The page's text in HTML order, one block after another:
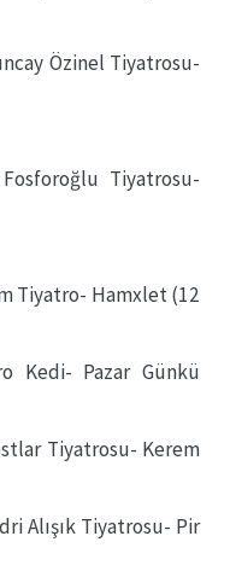
Özinel Tiyatrosu-
Tiyatrosu-
Tiyatro- Hamxlet (12
Kedi- Pazar Günkü
Tiyatrosu- Kerem
Alışık Tiyatrosu- Pir